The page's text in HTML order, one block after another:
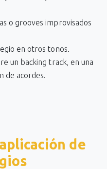
o grooves improvisados
en otros tonos.
un backing track, en una
de acordes.
de